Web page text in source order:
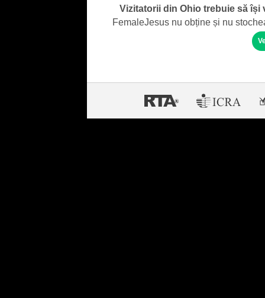
Vizitatorii din Ohio trebuie să își
FemaleJesus nu obține și nu